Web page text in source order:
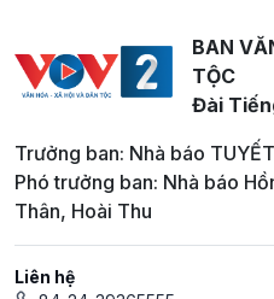
BAN
TỘC
Đài
Trưởng ban: Nhà báo
Phó trưởng ban: Nhà báo
Thân, Hoài Thu
Liên hệ